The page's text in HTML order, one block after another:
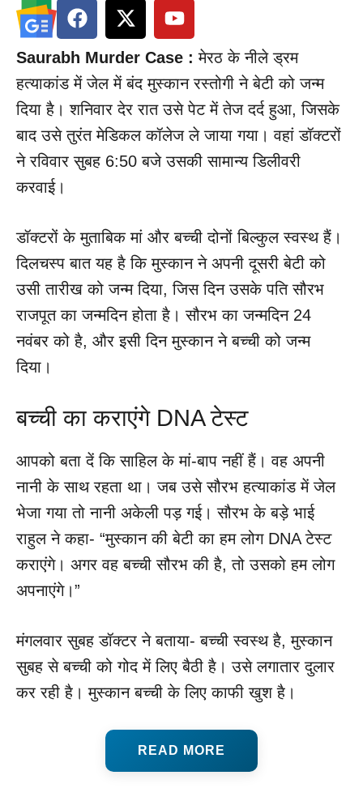
Saurabh Murder Case : मेरठ के नीले ड्रम
हत्याकांड में जेल में बंद मुस्कान रस्तोगी ने बेटी को जन्म
दिया है। शनिवार देर रात उसे पेट में तेज दर्द हुआ, जिसके
बाद उसे तुरंत मेडिकल कॉलेज ले जाया गया। वहां डॉक्टरों
ने रविवार सुबह 6:50 बजे उसकी सामान्य डिलीवरी
करवाई।
डॉक्टरों के मुताबिक मां और बच्ची दोनों बिल्कुल स्वस्थ हैं।
दिलचस्प बात यह है कि मुस्कान ने अपनी दूसरी बेटी को
उसी तारीख को जन्म दिया, जिस दिन उसके पति सौरभ
राजपूत का जन्मदिन होता है। सौरभ का जन्मदिन 24
नवंबर को है, और इसी दिन मुस्कान ने बच्ची को जन्म
दिया।
बच्ची का कराएंगे DNA टेस्ट
आपको बता दें कि साहिल के मां-बाप नहीं हैं। वह अपनी
नानी के साथ रहता था। जब उसे सौरभ हत्याकांड में जेल
भेजा गया तो नानी अकेली पड़ गई। सौरभ के बड़े भाई
राहुल ने कहा- “मुस्कान की बेटी का हम लोग DNA टेस्ट
कराएंगे। अगर वह बच्ची सौरभ की है, तो उसको हम लोग
अपनाएंगे।”
मंगलवार सुबह डॉक्टर ने बताया- बच्ची स्वस्थ है, मुस्कान
सुबह से बच्ची को गोद में लिए बैठी है। उसे लगातार दुलार
कर रही है। मुस्कान बच्ची के लिए काफी खुश है।
READ MORE